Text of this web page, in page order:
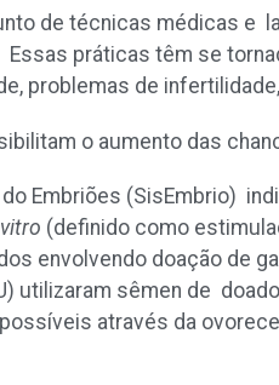
de técnicas médicas e
práticas têm se
problemas de
o aumento das
Embriões (SisEmbrio)
(definido como
envolvendo doação de
utilizaram sêmen de
através da